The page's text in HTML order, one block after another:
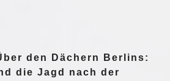
den Dächern Berlins:
die Jagd nach der